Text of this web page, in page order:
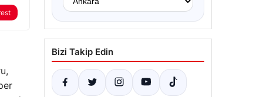
Bizi Takip Edin